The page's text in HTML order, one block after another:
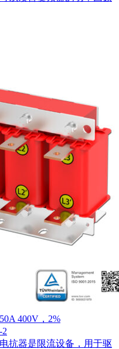
400V，2%
抗器是限流设备，用于驱